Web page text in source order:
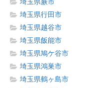
埼玉県蕨市
埼玉県行田市
埼玉県越谷市
埼玉県飯能市
埼玉県鳩ケ谷市
埼玉県鴻巣市
埼玉県鶴ヶ島市